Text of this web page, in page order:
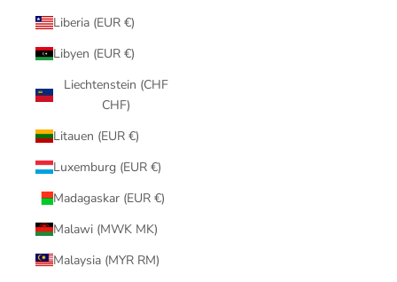
Liberia (EUR €)
Libyen (EUR €)
Liechtenstein (CHF
CHF)
Litauen (EUR €)
Luxemburg (EUR €)
Madagaskar (EUR €)
Malawi (MWK MK)
Malaysia (MYR RM)